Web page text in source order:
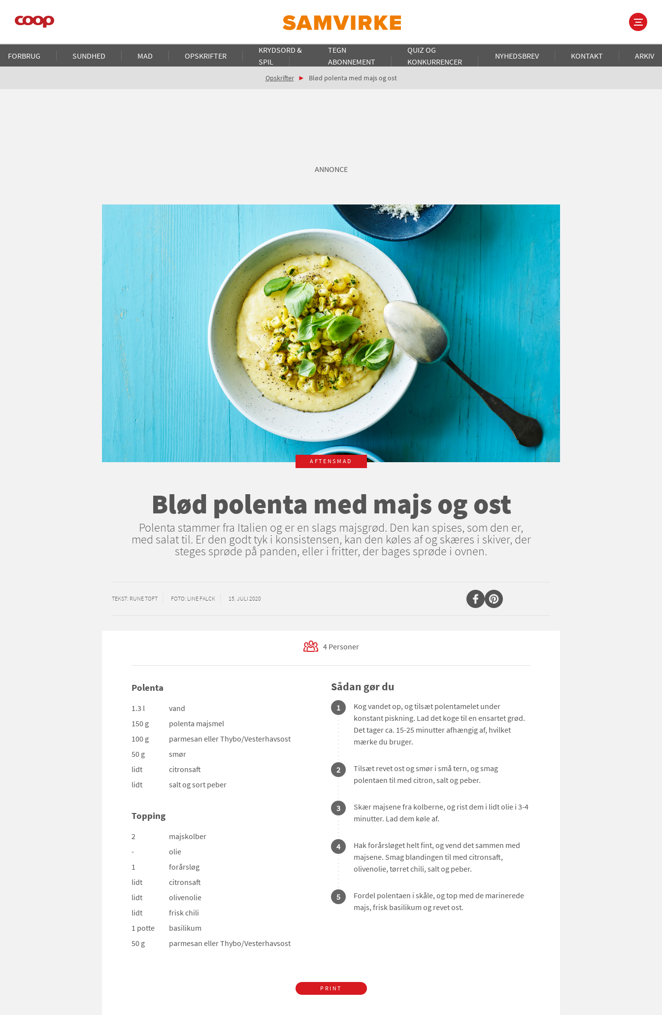
hovedindhold
Main
navigation
FORBRUG SUNDHED MAD OPSKRIFTER
KRYDSORD &
SPIL
TEGN
ABONNEMENT
QUIZ OG
KONKURRENCER
NYHEDSBREV KONTAKT ARKIV
Brødkrumme
Opskrifter Blød polenta med majs og ost
ANNONCE
AFTENSMAD
Blød polenta med majs og ost
Polenta stammer fra Italien og er en slags majsgrød. Den kan spises, som den er,
med salat til. Er den godt tyk i konsistensen, kan den køles af og skæres i skiver, der
steges sprøde på panden, eller i fritter, der bages sprøde i ovnen.
TEKST: RUNE TOFT FOTO: LINE FALCK 15. JULI 2020
4 Personer
Polenta
1.3 l
vand
150 g
polenta majsmel
100 g
parmesan eller Thybo/Vesterhavsost
50 g
smør
lidt
citronsaft
lidt
salt og sort peber
Topping
2
majskolber
-
olie
1
forårsløg
lidt
citronsaft
lidt
olivenolie
lidt
frisk chili
1 potte
basilikum
50 g
parmesan eller Thybo/Vesterhavsost
Sådan gør du
1
Kog vandet op, og tilsæt polentamelet under
konstant piskning. Lad det koge til en ensartet grød.
Det tager ca. 15-25 minutter afhængig af, hvilket
mærke du bruger.
2
Tilsæt revet ost og smør i små tern, og smag
polentaen til med citron, salt og peber.
3
Skær majsene fra kolberne, og rist dem i lidt olie i 3-4
minutter. Lad dem køle af.
4
Hak forårsløget helt fint, og vend det sammen med
majsene. Smag blandingen til med citronsaft,
olivenolie, tørret chili, salt og peber.
5
Fordel polentaen i skåle, og top med de marinerede
majs, frisk basilikum og revet ost.
PRINT